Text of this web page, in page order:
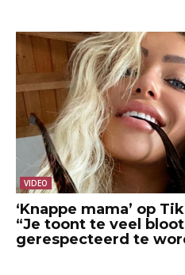
VIDEO
‘Knappe mama’ op
“Je toont te veel
gerespecteerd te